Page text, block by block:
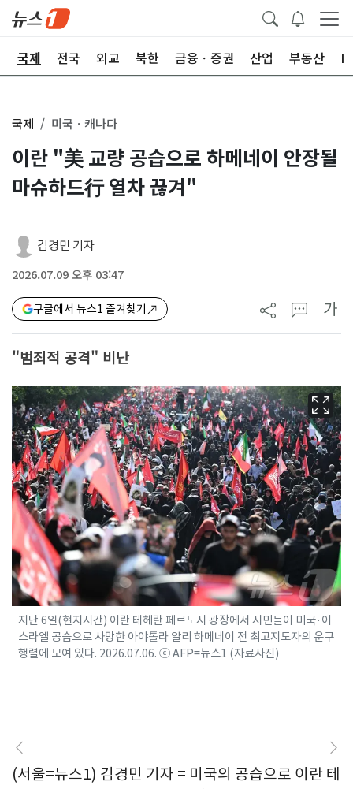
국제 전국 외교 북한 금융ㆍ증권 산업 부동산
국제 미국ㆍ캐나다
이란 "美 교량 공습으로 하메네이 안장될
마슈하드行 열차 끊겨"
김경민 기자
2026.07.09 오후 03:47
구글에서 뉴스1 즐겨찾기 가
"범죄적 공격" 비난
지난 6일(현지시간) 이란 테헤란 페르도시 광장에서 시민들이 미국·이
스라엘 공습으로 사망한 아야톨라 알리 하메네이 전 최고지도자의 운구
행렬에 모여 있다. 2026.07.06. ⓒ AFP=뉴스1 (자료사진)
(서울=뉴스1) 김경민 기자 = 미국의 공습으로 이란 테